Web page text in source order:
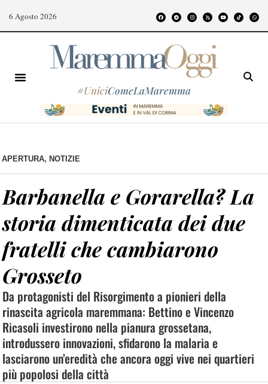
6 Agosto 2026
#UniciComeLaMaremma
APERTURA, NOTIZIE
Barbanella e Gorarella? La
storia dimenticata dei due
fratelli che cambiarono
Grosseto
Da protagonisti del Risorgimento a pionieri della
rinascita agricola maremmana: Bettino e Vincenzo
Ricasoli investirono nella pianura grossetana,
introdussero innovazioni, sfidarono la malaria e
lasciarono un’eredità che ancora oggi vive nei quartieri
più popolosi della città